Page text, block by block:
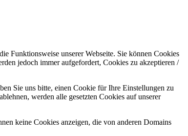
Funktionsweise unserer Webseite. Sie können Cookies
jedoch immer aufgefordert, Cookies zu akzeptieren /
Sie uns bitte, einen Cookie für Ihre Einstellungen zu
werden alle gesetzten Cookies auf unserer
keine Cookies anzeigen, die von anderen Domains